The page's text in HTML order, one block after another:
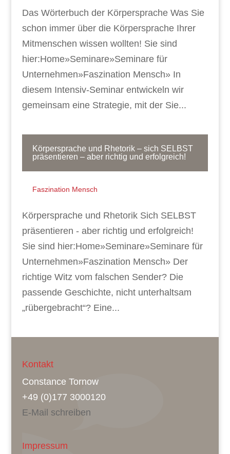
Das Wörterbuch der Körpersprache Was Sie
schon immer über die Körpersprache Ihrer
Mitmenschen wissen wollten! Sie sind
hier:Home»Seminare»Seminare für
Unternehmen»Faszination Mensch» In
diesem Intensiv-Seminar entwickeln wir
gemeinsam eine Strategie, mit der Sie...
Körpersprache und Rhetorik – sich SELBST
präsentieren – aber richtig und erfolgreich!
Faszination Mensch
Körpersprache und Rhetorik Sich SELBST
präsentieren - aber richtig und erfolgreich!
Sie sind hier:Home»Seminare»Seminare für
Unternehmen»Faszination Mensch» Der
richtige Witz vom falschen Sender? Die
passende Geschichte, nicht unterhaltsam
„rübergebracht“? Eine...
Kontakt
Constance Tornow
+49 (0)177 3000120
E-Mail schreiben
Impressum